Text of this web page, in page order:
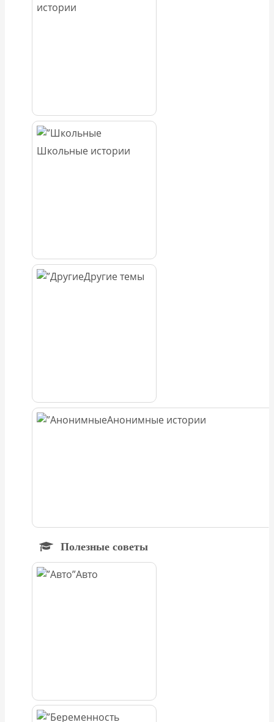
истории
Школьные истории
Другие темы
Анонимные истории
Полезные советы
Авто